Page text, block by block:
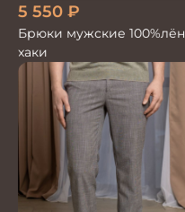
5 550 ₽
Брюки мужские 100%лён
хаки